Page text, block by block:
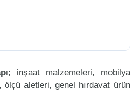
; inşaat malzemeleri, mobilya
ölçü aletleri, genel hırdavat ürün